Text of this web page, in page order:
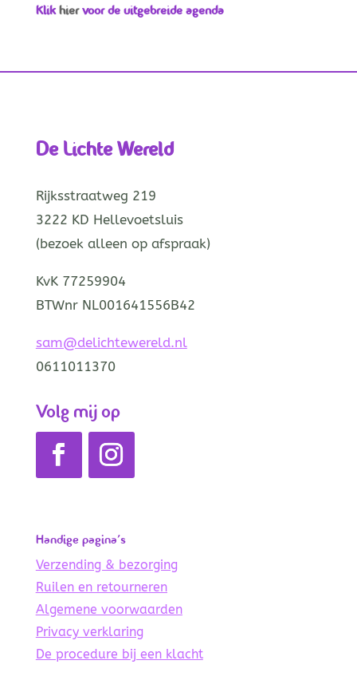
Klikhiervoor de uitgebreide agenda
De Lichte Wereld
Rijksstraatweg 219
3222 KD Hellevoetsluis
(bezoek alleen op afspraak)
KvK 77259904
BTWnr NL001641556B42
sam@delichtewereld.nl
0611011370
Volg mij op
Handige pagina’s
Verzending & bezorging
Ruilen en retourneren
Algemene voorwaarden
Privacy verklaring
De procedure bij een klacht